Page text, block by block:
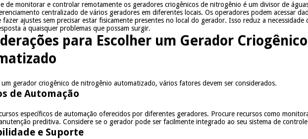
de monitorar e controlar remotamente os geradores criogênicos de nitrogênio é um divisor de
centralizado de vários geradores em diferentes locais. Os operadores podem acessar
fazer ajustes sem precisar estar fisicamente presentes no local do gerador. Isso reduz a necessidade
a quaisquer problemas que possam surgir.
para Escolher um Gerador
um gerador criogênico de nitrogênio automatizado, vários fatores devem ser considerados.
de Automação
específicos de automação oferecidos por diferentes geradores. Procure recursos como
preditiva. Considere se o gerador pode ser facilmente integrado ao seu sistema de
e Suporte